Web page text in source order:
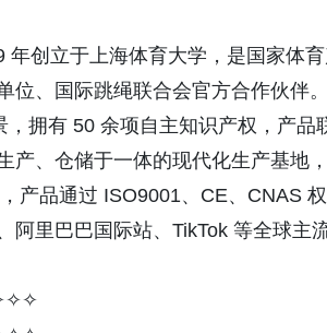
创立于上海体育大学，是国家体育
位、国际跳绳联合会官方合作伙伴
，拥有 50 余项自主知识产权，产
产、仓储于一体的现代化生产基地
产品通过 ISO9001、CE、CNAS
阿里巴巴国际站、TikTok 等全球主